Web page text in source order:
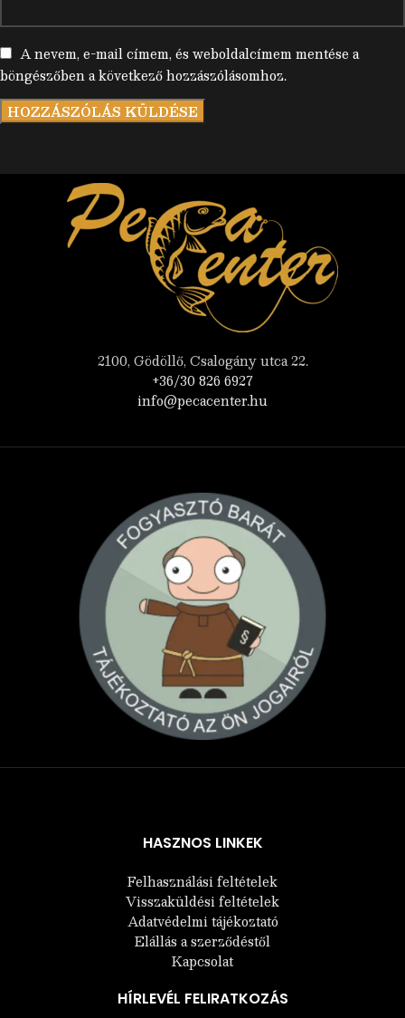
A nevem, e-mail címem, és weboldalcímem mentése a
böngészőben a következő hozzászólásomhoz.
2100, Gödöllő, Csalogány utca 22.
+36/30 826 6927
info@pecacenter.hu
HASZNOS LINKEK
Felhasználási feltételek
Visszaküldési feltételek
Adatvédelmi tájékoztató
Elállás a szerződéstől
Kapcsolat
HÍRLEVÉL FELIRATKOZÁS